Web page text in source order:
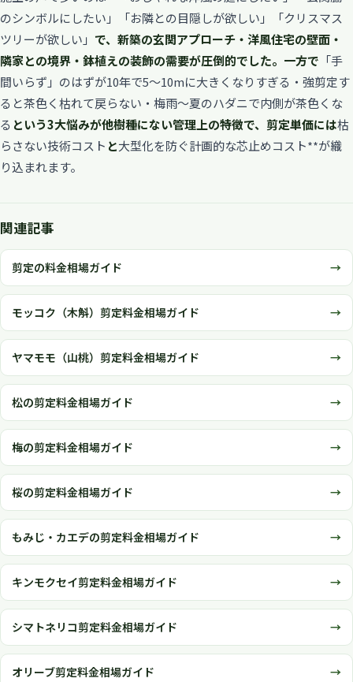
のシンボルにしたい」「お隣との目隠しが欲しい」「クリスマス
ツリーが欲しい」 で、 新築の玄関アプローチ・洋風住宅の壁面・
隣家との境界・鉢植えの装飾の需要が圧倒的でした。一方で 「手
間いらず」のはずが10年で5〜10mに大きくなりすぎる・強剪定す
ると茶色く枯れて戻らない・梅雨〜夏のハダニで内側が茶色くな
る という3大悩みが他樹種にない管理上の特徴で、剪定単価には枯
らさない技術コスト と大型化を防ぐ計画的な芯止めコスト**が織
り込まれます。
関連記事
剪定の料金相場ガイド
モッコク（木斛）剪定料金相場ガイド
ヤマモモ（山桃）剪定料金相場ガイド
松の剪定料金相場ガイド
梅の剪定料金相場ガイド
桜の剪定料金相場ガイド
もみじ・カエデの剪定料金相場ガイド
キンモクセイ剪定料金相場ガイド
シマトネリコ剪定料金相場ガイド
オリーブ剪定料金相場ガイド